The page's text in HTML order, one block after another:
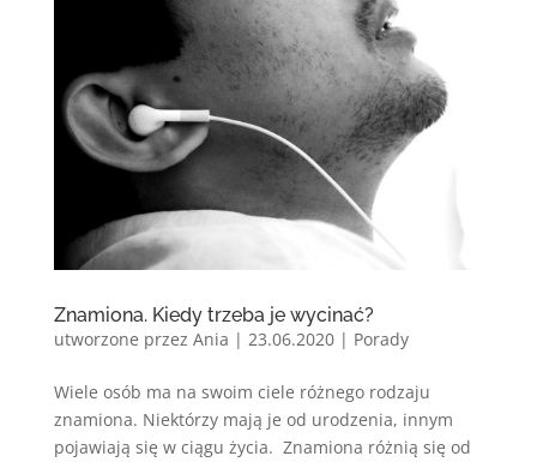
Znamiona. Kiedy trzeba je wycinać?
utworzone przez Ania | 23.06.2020| Porady
Wiele osób ma na swoim ciele różnego rodzaju
znamiona. Niektórzy mają je od urodzenia, innym
pojawiają się w ciągu życia. Znamiona różnią się od